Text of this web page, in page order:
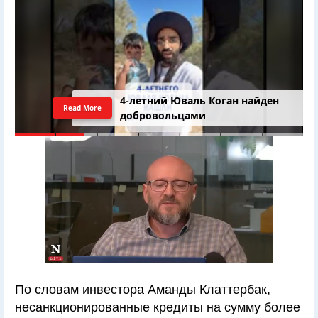
4-летний Юваль Коган найден
добровольцами
Read More
По словам инвестора Аманды Клаттербак,
несанкционированные кредиты на сумму более